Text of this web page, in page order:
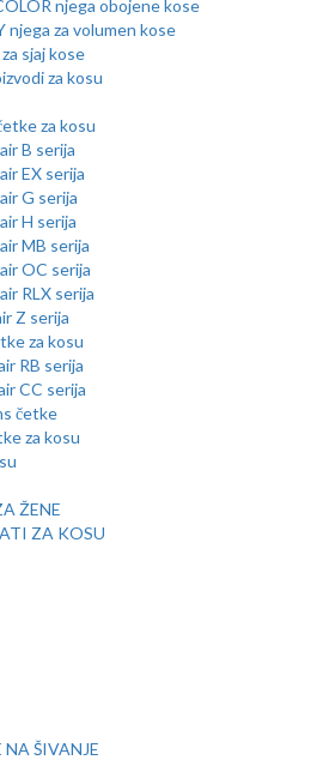
njega obojene kose
njega za volumen kose
sjaj kose
za kosu
za kosu
B serija
EX serija
G serija
H serija
MB serija
OC serija
RLX serija
Z serija
za kosu
RB serija
CC serija
četke
za kosu
ŽENE
ZA KOSU
ŠIVANJE